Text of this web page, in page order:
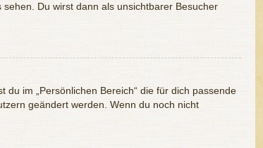
Du wirst dann als unsichtbarer Besucher
im „Persönlichen Bereich“ die für dich passende
geändert werden. Wenn du noch nicht